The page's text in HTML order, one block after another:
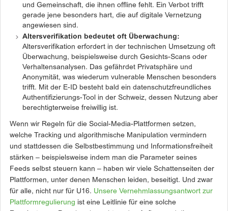
und Gemeinschaft, die ihnen offline fehlt. Ein Verbot trifft
gerade jene besonders hart, die auf digitale Vernetzung
angewiesen sind.
Altersverifikation bedeutet oft Überwachung:
Altersverifikation erfordert in der technischen Umsetzung oft
Überwachung, beispielsweise durch Gesichts-Scans oder
Verhaltensanalysen. Das gefährdet Privatsphäre und
Anonymität, was wiederum vulnerable Menschen besonders
trifft. Mit der E-ID besteht bald ein datenschutzfreundliches
Authentifizierungs-Tool in der Schweiz, dessen Nutzung aber
berechtigterweise freiwillig ist.
Wenn wir Regeln für die Social-Media-Plattformen setzen,
welche Tracking und algorithmische Manipulation vermindern
und stattdessen die Selbstbestimmung und Informationsfreiheit
stärken – beispielsweise indem man die Parameter seines
Feeds selbst steuern kann – haben wir viele Schattenseiten der
Plattformen, unter denen Menschen leiden, beseitigt. Und zwar
für alle, nicht nur für U16. Unsere Vernehmlassungsantwort zur
Plattformregulierung ist eine Leitlinie für eine solche